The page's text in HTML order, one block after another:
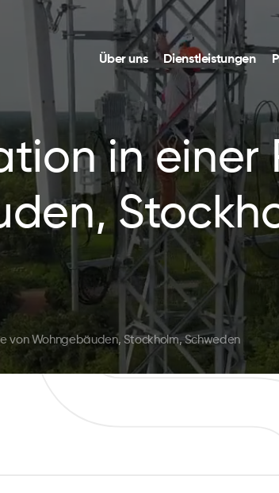
Über uns Dienstleistungen
in einer
von Wohngebäuden, Stockholm, Schweden